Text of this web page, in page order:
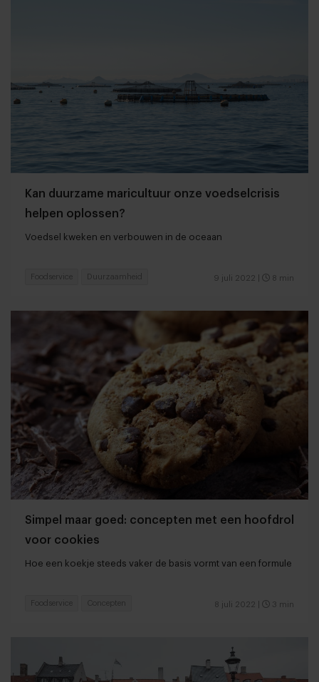
Kan duurzame maricultuur onze voedselcrisis
helpen oplossen?
Voedsel kweken en verbouwen in de oceaan
9 juli 2022 8 min
Foodservice Duurzaamheid
Simpel maar goed: concepten met een hoofdrol
voor cookies
Hoe een koekje steeds vaker de basis vormt van een formule
8 juli 2022 3 min
Foodservice Concepten